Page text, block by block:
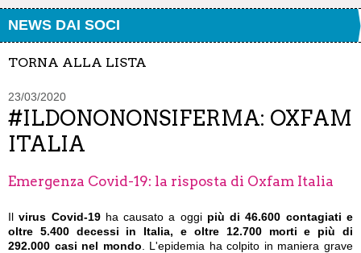
NEWS DAI SOCI
TORNA ALLA LISTA
23/03/2020
#ILDONONONSIFERMA: OXFAM
ITALIA
Emergenza Covid-19: la risposta di Oxfam Italia
Ilvirus Covid-19ha causato a oggi più di 46.600 contagiati e
oltre 5.400 decessi in Italia, e oltre 12.700 morti e più di
292.000 casi nel mondo . L'epidemia ha colpito in maniera grave